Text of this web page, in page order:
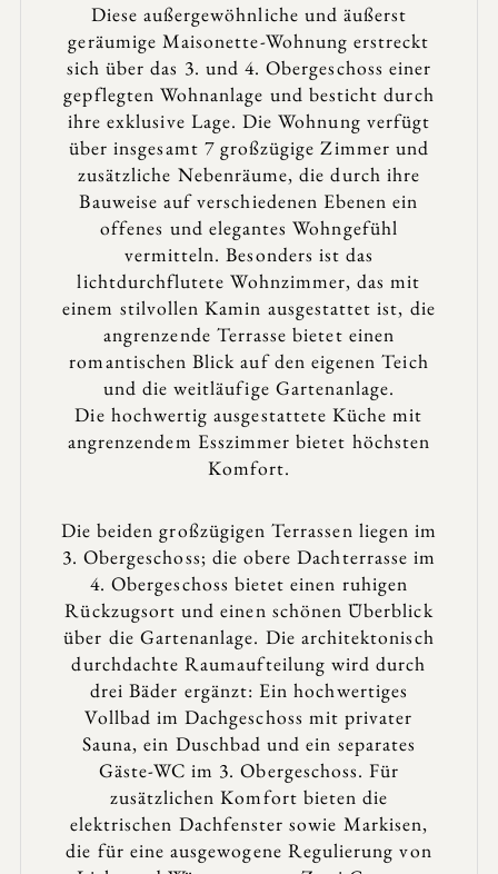
Diese außergewöhnliche und äußerst
geräumige Maisonette-Wohnung erstreckt
sich über das 3. und 4. Obergeschoss einer
gepflegten Wohnanlage und besticht durch
ihre exklusive Lage. Die Wohnung verfügt
über insgesamt 7 großzügige Zimmer und
zusätzliche Nebenräume, die durch ihre
Bauweise auf verschiedenen Ebenen ein
offenes und elegantes Wohngefühl
vermitteln. Besonders ist das
lichtdurchflutete Wohnzimmer, das mit
einem stilvollen Kamin ausgestattet ist, die
angrenzende Terrasse bietet einen
romantischen Blick auf den eigenen Teich
und die weitläufige Gartenanlage.
Die hochwertig ausgestattete Küche mit
angrenzendem Esszimmer bietet höchsten
Komfort.
Die beiden großzügigen Terrassen liegen im
3. Obergeschoss; die obere Dachterrasse im
4. Obergeschoss bietet einen ruhigen
Rückzugsort und einen schönen Überblick
über die Gartenanlage. Die architektonisch
durchdachte Raumaufteilung wird durch
drei Bäder ergänzt: Ein hochwertiges
Vollbad im Dachgeschoss mit privater
Sauna, ein Duschbad und ein separates
Gäste-WC im 3. Obergeschoss. Für
zusätzlichen Komfort bieten die
elektrischen Dachfenster sowie Markisen,
die für eine ausgewogene Regulierung von